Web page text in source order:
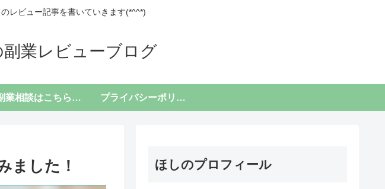
レビュー記事を書いていきます(*^^*)
業レビューブログ
副業相談はこちらから プライバシーポリシー
ました！ ほしのプロフィール